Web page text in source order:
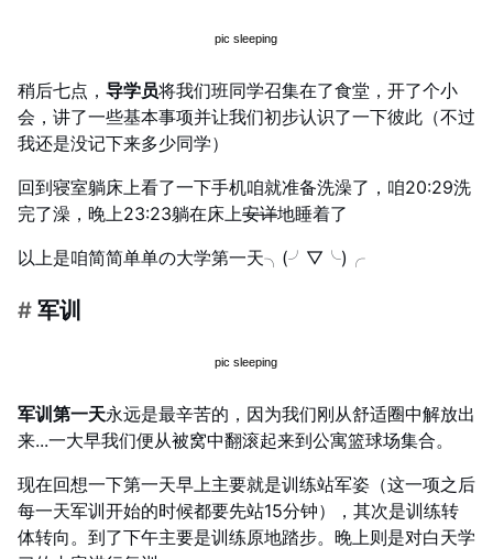
稍后七点， 导学员将我们班同学召集在了食堂，开了个小
会，讲了一些基本事项并让我们初步认识了一下彼此（不过
我还是没记下来多少同学）
回到寝室躺床上看了一下手机咱就准备洗澡了，咱20:29洗
完了澡，晚上23:23躺在床上安详地睡着了
以上是咱简简单单の大学第一天╮(╯▽╰)╭
# 军训
军训第一天永远是最辛苦的，因为我们刚从舒适圈中解放出
来...一大早我们便从被窝中翻滚起来到公寓篮球场集合。
现在回想一下第一天早上主要就是训练站军姿（这一项之后
每一天军训开始的时候都要先站15分钟），其次是训练转
体转向。到了下午主要是训练原地踏步。晚上则是对白天学